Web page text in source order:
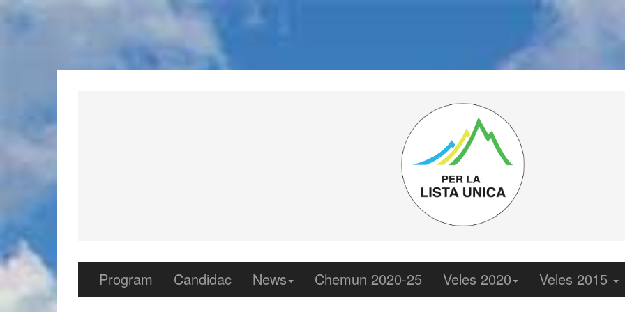
Program Candidac News Chemun 2020-25 Veles 2020 Veles 2015